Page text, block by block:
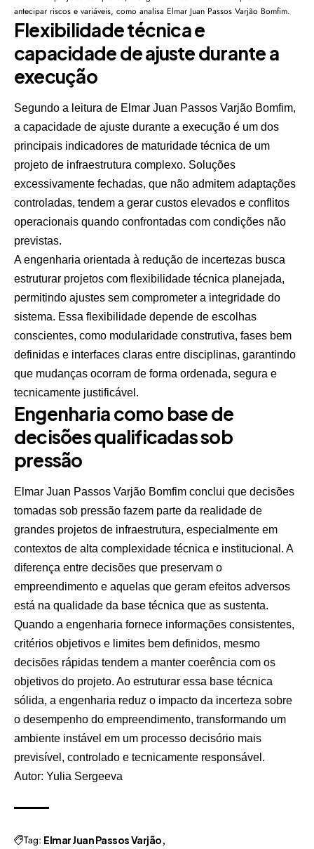
antecipar riscos e variáveis, como analisa Elmar Juan Passos Varjão Bomfim.
Flexibilidade técnica e
capacidade de ajuste durante a
execução
Segundo a leitura de Elmar Juan Passos Varjão Bomfim,
a capacidade de ajuste durante a execução é um dos
principais indicadores de maturidade técnica de um
projeto de infraestrutura complexo. Soluções
excessivamente fechadas, que não admitem adaptações
controladas, tendem a gerar custos elevados e conflitos
operacionais quando confrontadas com condições não
previstas.
A engenharia orientada à redução de incertezas busca
estruturar projetos com flexibilidade técnica planejada,
permitindo ajustes sem comprometer a integridade do
sistema. Essa flexibilidade depende de escolhas
conscientes, como modularidade construtiva, fases bem
definidas e interfaces claras entre disciplinas, garantindo
que mudanças ocorram de forma ordenada, segura e
tecnicamente justificável.
Engenharia como base de
decisões qualificadas sob
pressão
Elmar Juan Passos Varjão Bomfim conclui que decisões
tomadas sob pressão fazem parte da realidade de
grandes projetos de infraestrutura, especialmente em
contextos de alta complexidade técnica e institucional. A
diferença entre decisões que preservam o
empreendimento e aquelas que geram efeitos adversos
está na qualidade da base técnica que as sustenta.
Quando a engenharia fornece informações consistentes,
critérios objetivos e limites bem definidos, mesmo
decisões rápidas tendem a manter coerência com os
objetivos do projeto. Ao estruturar essa base técnica
sólida, a engenharia reduz o impacto da incerteza sobre
o desempenho do empreendimento, transformando um
ambiente instável em um processo decisório mais
previsível, controlado e tecnicamente responsável.
Autor: Yulia Sergeeva
Tag: Elmar Juan Passos Varjão